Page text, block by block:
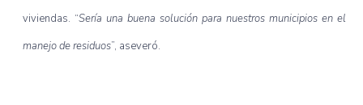
viviendas. “Sería una buena solución para nuestros municipios en el
manejo de residuos”, aseveró.